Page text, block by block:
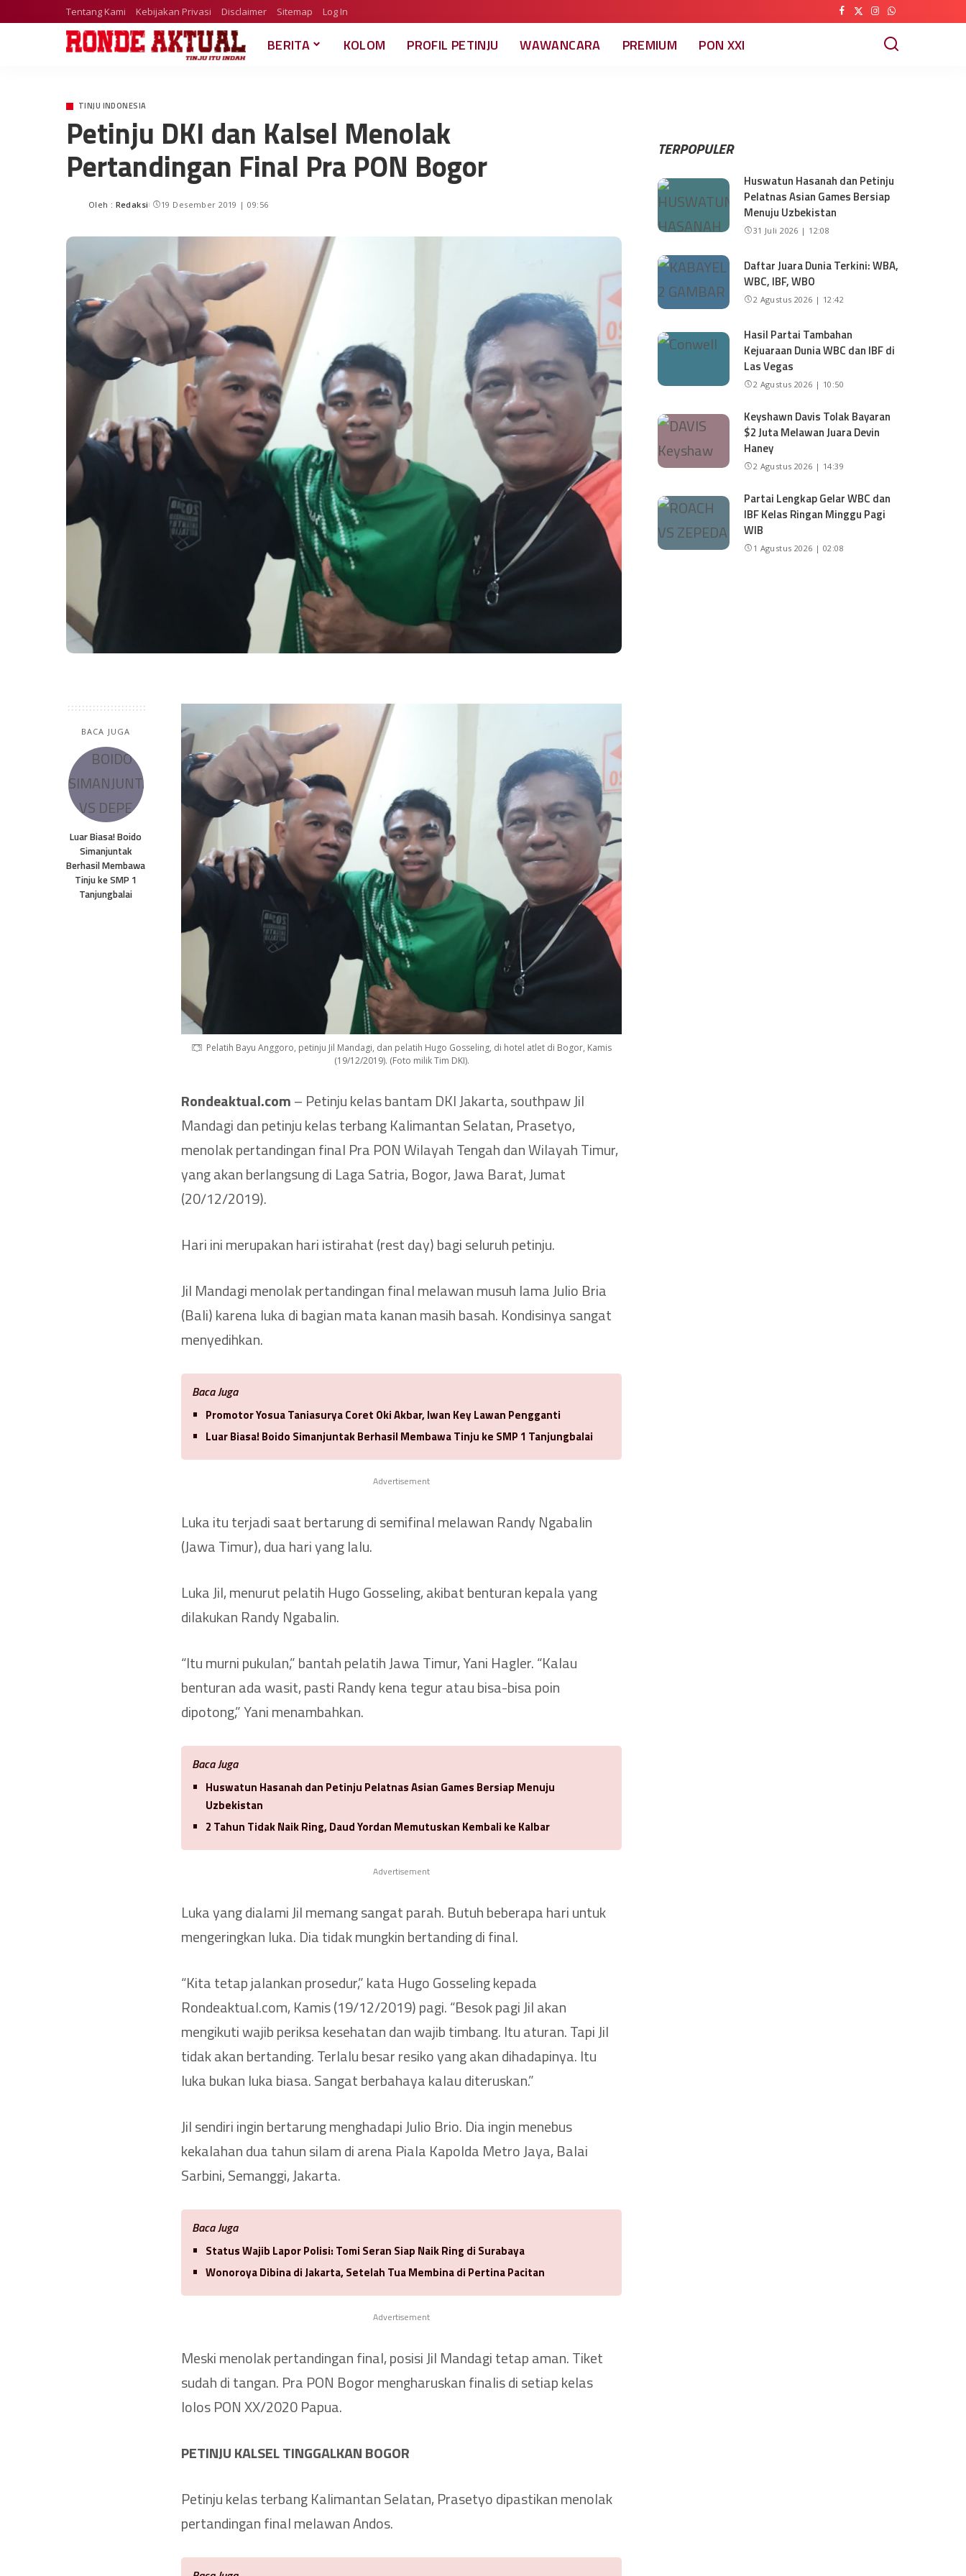
Tentang Kami Kebijakan Privasi Disclaimer Sitemap Log In
BERITA KOLOM PROFIL PETINJU WAWANCARA PREMIUM PON XXI
TINJU INDONESIA
Petinju DKI dan Kalsel Menolak
Pertandingan Final Pra PON Bogor
Oleh : Redaksi 19 Desember 2019 | 09:56
BACA JUGA
Luar Biasa! Boido
Simanjuntak
Berhasil Membawa
Tinju ke SMP 1
Tanjungbalai
Pelatih Bayu Anggoro, petinju Jil Mandagi, dan pelatih Hugo Gosseling, di hotel atlet di Bogor, Kamis
(19/12/2019). (Foto milik Tim DKI).
Rondeaktual.com– Petinju kelas bantam DKI Jakarta, southpaw Jil
Mandagi dan petinju kelas terbang Kalimantan Selatan, Prasetyo,
menolak pertandingan final Pra PON Wilayah Tengah dan Wilayah Timur,
yang akan berlangsung di Laga Satria, Bogor, Jawa Barat, Jumat
(20/12/2019).
Hari ini merupakan hari istirahat (rest day) bagi seluruh petinju.
Jil Mandagi menolak pertandingan final melawan musuh lama Julio Bria
(Bali) karena luka di bagian mata kanan masih basah. Kondisinya sangat
menyedihkan.
Baca Juga
Promotor Yosua Taniasurya Coret Oki Akbar, Iwan Key Lawan Pengganti
Luar Biasa! Boido Simanjuntak Berhasil Membawa Tinju ke SMP 1 Tanjungbalai
Advertisement
Luka itu terjadi saat bertarung di semifinal melawan Randy Ngabalin
(Jawa Timur), dua hari yang lalu.
Luka Jil, menurut pelatih Hugo Gosseling, akibat benturan kepala yang
dilakukan Randy Ngabalin.
“Itu murni pukulan,” bantah pelatih Jawa Timur, Yani Hagler. “Kalau
benturan ada wasit, pasti Randy kena tegur atau bisa-bisa poin
dipotong,” Yani menambahkan.
Baca Juga
Huswatun Hasanah dan Petinju Pelatnas Asian Games Bersiap Menuju
Uzbekistan
2 Tahun Tidak Naik Ring, Daud Yordan Memutuskan Kembali ke Kalbar
Advertisement
Luka yang dialami Jil memang sangat parah. Butuh beberapa hari untuk
mengeringkan luka. Dia tidak mungkin bertanding di final.
“Kita tetap jalankan prosedur,” kata Hugo Gosseling kepada
Rondeaktual.com, Kamis (19/12/2019) pagi. “Besok pagi Jil akan
mengikuti wajib periksa kesehatan dan wajib timbang. Itu aturan. Tapi Jil
tidak akan bertanding. Terlalu besar resiko yang akan dihadapinya. Itu
luka bukan luka biasa. Sangat berbahaya kalau diteruskan.”
Jil sendiri ingin bertarung menghadapi Julio Brio. Dia ingin menebus
kekalahan dua tahun silam di arena Piala Kapolda Metro Jaya, Balai
Sarbini, Semanggi, Jakarta.
Baca Juga
Status Wajib Lapor Polisi: Tomi Seran Siap Naik Ring di Surabaya
Wonoroya Dibina di Jakarta, Setelah Tua Membina di Pertina Pacitan
Advertisement
Meski menolak pertandingan final, posisi Jil Mandagi tetap aman. Tiket
sudah di tangan. Pra PON Bogor mengharuskan finalis di setiap kelas
lolos PON XX/2020 Papua.
PETINJU KALSEL TINGGALKAN BOGOR
Petinju kelas terbang Kalimantan Selatan, Prasetyo dipastikan menolak
pertandingan final melawan Andos.
TERPOPULER
Huswatun Hasanah dan Petinju
Pelatnas Asian Games Bersiap
Menuju Uzbekistan
31 Juli 2026 | 12:08
Daftar Juara Dunia Terkini: WBA,
WBC, IBF, WBO
2 Agustus 2026 | 12:42
Hasil Partai Tambahan
Kejuaraan Dunia WBC dan IBF di
Las Vegas
2 Agustus 2026 | 10:50
Keyshawn Davis Tolak Bayaran
$2 Juta Melawan Juara Devin
Haney
2 Agustus 2026 | 14:39
Partai Lengkap Gelar WBC dan
IBF Kelas Ringan Minggu Pagi
WIB
1 Agustus 2026 | 02:08